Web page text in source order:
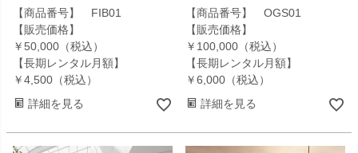
【商品番号】 FIB01
【販売価格】
￥50,000（税込）
【長期レンタル月額】
￥4,500（税込）
詳細を見る
【商品番号】 OGS01
【販売価格】
￥100,000（税込）
【長期レンタル月額】
￥6,000（税込）
詳細を見る